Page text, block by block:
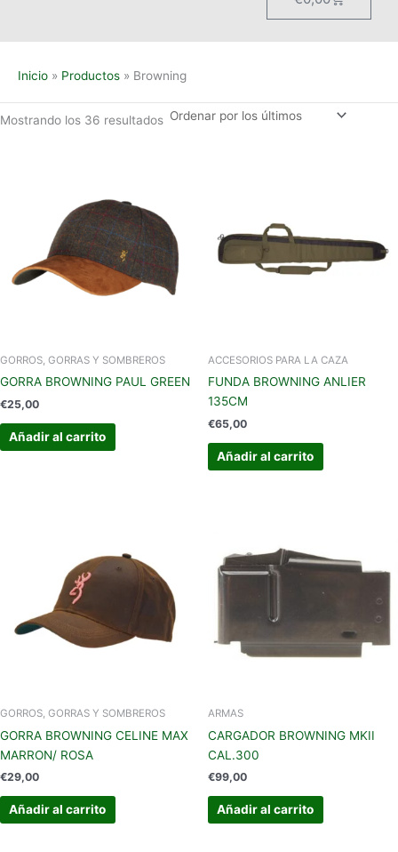
Inicio Productos Browning
Mostrando los 36 resultados
GORROS, GORRAS Y SOMBREROS
GORRA BROWNING PAUL GREEN
€25,00
Añadir al carrito
ACCESORIOS PARA LA CAZA
FUNDA BROWNING ANLIER
135CM
€65,00
Añadir al carrito
GORROS, GORRAS Y SOMBREROS
GORRA BROWNING CELINE MAX
MARRON/ ROSA
€29,00
Añadir al carrito
ARMAS
CARGADOR BROWNING MKII
CAL.300
€99,00
Añadir al carrito